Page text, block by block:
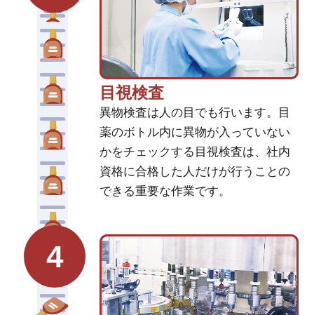
目視検査
異物検査は人の目でも行います。目
薬のボトル内に異物が入っていない
かをチェックする目視検査は、社内
資格に合格した人だけが行うことの
できる重要な作業です。
4